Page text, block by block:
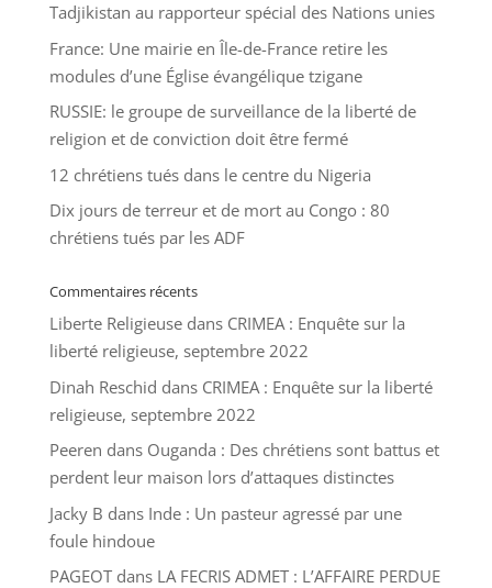
Tadjikistan au rapporteur spécial des Nations unies
France: Une mairie en Île-de-France retire les
modules d’une Église évangélique tzigane
RUSSIE: le groupe de surveillance de la liberté de
religion et de conviction doit être fermé
12 chrétiens tués dans le centre du Nigeria
Dix jours de terreur et de mort au Congo : 80
chrétiens tués par les ADF
Commentaires récents
Liberte Religieusedans CRIMEA : Enquête sur la
liberté religieuse, septembre 2022
Dinah Reschid dans CRIMEA : Enquête sur la liberté
religieuse, septembre 2022
Peeren dans Ouganda : Des chrétiens sont battus et
perdent leur maison lors d’attaques distinctes
Jacky B dans Inde : Un pasteur agressé par une
foule hindoue
PAGEOTdans LA FECRIS ADMET : L’AFFAIRE PERDUE